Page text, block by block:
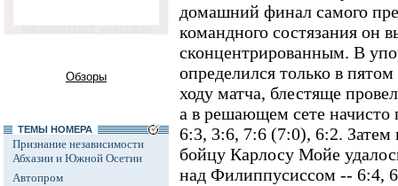
Обзоры
ТЕМЫ НОМЕРА
Признание независимости
Абхазии и Южной Осетии
Автопром
домашний финал самого
командного состязания он
сконцентрированным. В
определился только в
ходу матча, блестяще
а в решающем сете начисто
6:3, 3:6, 7:6 (7:0), 6:2.
бойцу Карлосу Мойе
над Филиппусиссом -- 6:4,